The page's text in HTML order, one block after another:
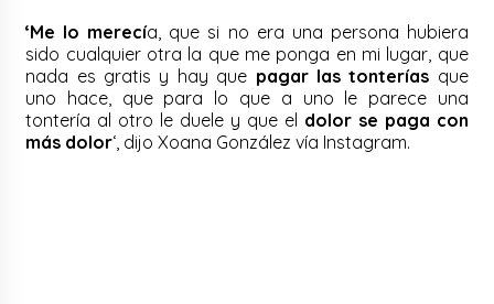
‘Me lo merecía, que si no era una persona hubiera
sido cualquier otra la que me ponga en mi lugar, que
nada es gratis y hay que pagar las tonterías que
uno hace, que para lo que a uno le parece una
tontería al otro le duele y que el dolor se paga con
más dolor‘, dijo Xoana González vía Instagram.